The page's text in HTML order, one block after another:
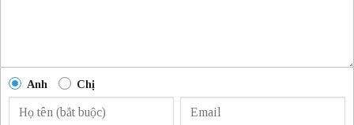
Anh Chị